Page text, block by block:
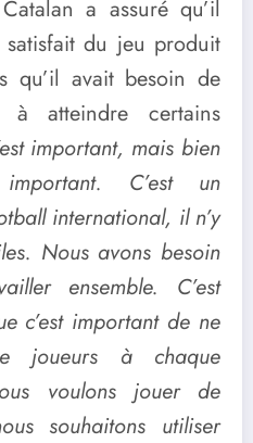
a assuré qu’il
satisfait du jeu produit
qu’il avait besoin de
atteindre certains
important, mais bien
C’est un
international, il n’y
Nous avons besoin
ensemble. C’est
c’est important de ne
joueurs à chaque
voulons jouer de
souhaitons utiliser